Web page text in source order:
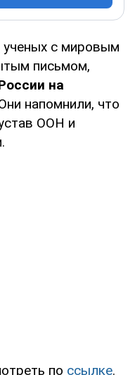
ученых с мировым
письмом,
на
напомнили, что
ООН и
по ссылке.